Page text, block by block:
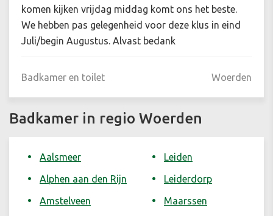
komen kijken vrijdag middag komt ons het beste.
We hebben pas gelegenheid voor deze klus in eind
Juli/begin Augustus. Alvast bedank
Badkamer en toilet Woerden
Badkamer in regio Woerden
Aalsmeer
Alphen aan den Rijn
Amstelveen
Leiden
Leiderdorp
Maarssen